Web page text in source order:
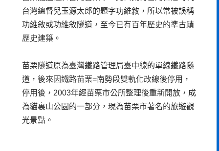
台灣總督兒玉源太郎的題字功維敘，所以常被誤稱
功維敘或功維敘隧道，至今已有百年歷史的準古蹟
歷史建築。
苗栗隧道原為臺灣鐵路管理局臺中線的單線鐵路隧
道，後來因鐵路苗栗=南勢段雙軌化改線後停用，
停用後，2003年經苗栗市公所整理後重新開放，成
為貓裏山公園的一部分，現為苗栗市著名的旅遊觀
光景點。